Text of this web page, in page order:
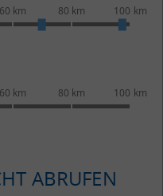
60 km 80 km 100 km
60 km 80 km 100 km
ABRUFEN